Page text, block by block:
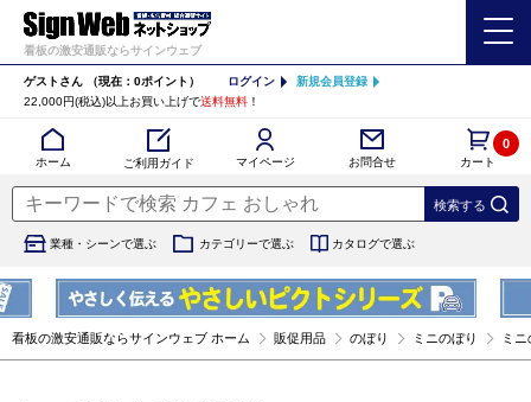
看板の激安通販ならサインウェブ
ゲストさん （現在：0ポイント） ログイン
新規会員登録
22,000円(税込)以上お買い上げで送料無料 ！
ホーム ご利用ガイド マイページ お問合せ カート
0
業種・シーンで選ぶ カテゴリーで選ぶ カタログで選ぶ
看板の激安通販ならサインウェブ ホーム 販促用品 のぼり ミニのぼり ミ